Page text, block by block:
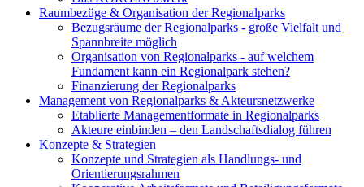
Raumbezüge & Organisation der Regionalparks
Bezugsräume der Regionalparks - große Vielfalt und
Spannbreite möglich
Organisation von Regionalparks - auf welchem
Fundament kann ein Regionalpark stehen?
Finanzierung der Regionalparks
Management von Regionalparks & Akteursnetzwerke
Etablierte Managementformate in Regionalparks
Akteure einbinden – den Landschaftsdialog führen
Konzepte & Strategien
Konzepte und Strategien als Handlungs- und
Orientierungsrahmen